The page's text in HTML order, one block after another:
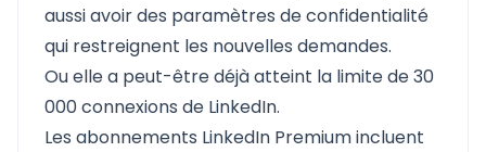
aussi avoir des paramètres de confidentialité
qui restreignent les nouvelles demandes.
Ou elle a peut-être déjà atteint la limite de 30
000 connexions de LinkedIn.
Les abonnements LinkedIn Premium incluent